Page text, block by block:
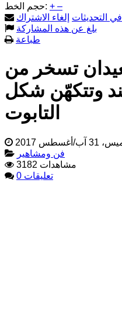
حجم الخط: + –
التحديثات إلغاء الاشتراك
بلغ عن هذه المشاركة
طباعة
تسخر من
وتتكهّن شكل
التابوت
آب/أغسطس 2017
فن ومشاهير
3182 مشاهدات
0 تعليقات